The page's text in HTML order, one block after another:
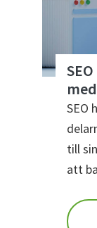
SEO
till
att